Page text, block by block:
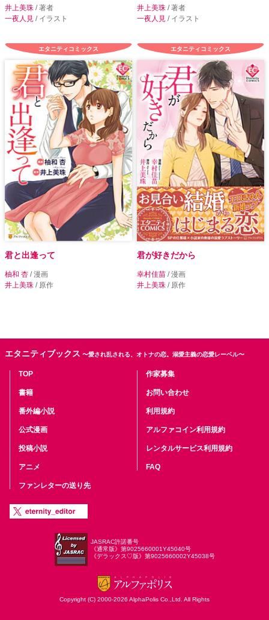
井上美珠 / 著者
一夜人見 / イラスト
井上美珠 / 著者
一夜人見 / イラスト
エタニティコミックス
君と出逢って
柚和 杏 / 漫画
井上美珠 / 原作
エタニティコミックス
君が好きだから
幸村佳苗 / 漫画
井上美珠 / 原作
エタニティブックス 〜愛され乱される、オトナの恋。溺愛主義の恋愛レーベル〜
TOP
書籍
番外編小説
公式漫画
投稿小説
アニメ
ファンレターの送り先
作家募集
お問い合わせ
利用規約
アルファコイン利用規約
レンタルサービス利用規約
FAQ
JASRAC許諾番号
《通常版》第9025660001Y45040号
《デラックス♡版》第9025660002Y45038号
Copyright (C) 2000-2026 AlphaPolis Co.,Ltd. All Rights